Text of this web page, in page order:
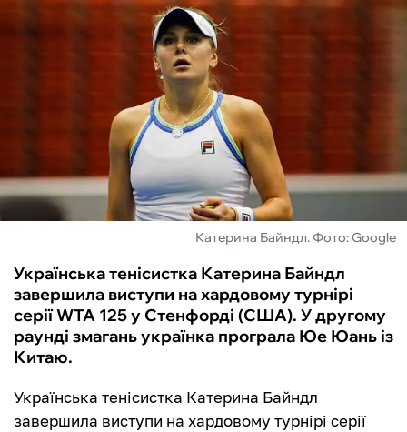
ЧС-2026
БУКМЕКЕРИ
Катерина Байндл. Фото: Google
Українська тенісистка Катерина Байндл
завершила виступи на хардовому турнірі
серії WTA 125 у Стенфорді (США). У другому
раунді змагань українка програла Юе Юань із
Китаю.
Українська тенісистка Катерина Байндл
завершила виступи на хардовому турнірі серії